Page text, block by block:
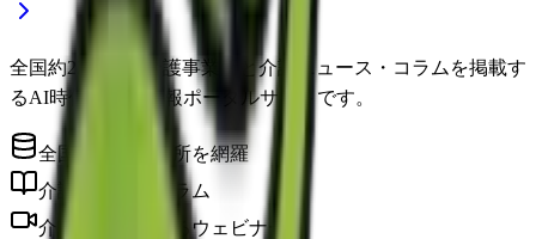
全国約22万件の介護事業所と介護ニュース・コラムを掲載す
るAI時代の介護情報ポータルサイトです。
全国の介護事業所を網羅
介護に役立つコラム
介護のプロによるウェビナー